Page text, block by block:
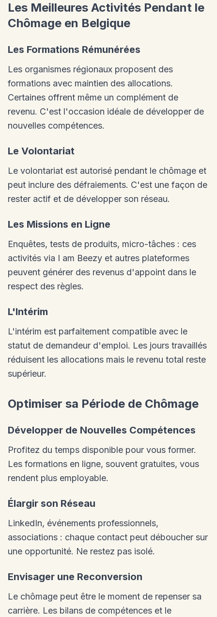
Les Meilleures Activités Pendant le
Chômage en Belgique
Les Formations Rémunérées
Les organismes régionaux proposent des
formations avec maintien des allocations.
Certaines offrent même un complément de
revenu. C'est l'occasion idéale de développer de
nouvelles compétences.
Le Volontariat
Le volontariat est autorisé pendant le chômage et
peut inclure des défraiements. C'est une façon de
rester actif et de développer son réseau.
Les Missions en Ligne
Enquêtes, tests de produits, micro-tâches : ces
activités via I am Beezy et autres plateformes
peuvent générer des revenus d'appoint dans le
respect des règles.
L'Intérim
L'intérim est parfaitement compatible avec le
statut de demandeur d'emploi. Les jours travaillés
réduisent les allocations mais le revenu total reste
supérieur.
Optimiser sa Période de Chômage
Développer de Nouvelles Compétences
Profitez du temps disponible pour vous former.
Les formations en ligne, souvent gratuites, vous
rendent plus employable.
Élargir son Réseau
LinkedIn, événements professionnels,
associations : chaque contact peut déboucher sur
une opportunité. Ne restez pas isolé.
Envisager une Reconversion
Le chômage peut être le moment de repenser sa
carrière. Les bilans de compétences et le